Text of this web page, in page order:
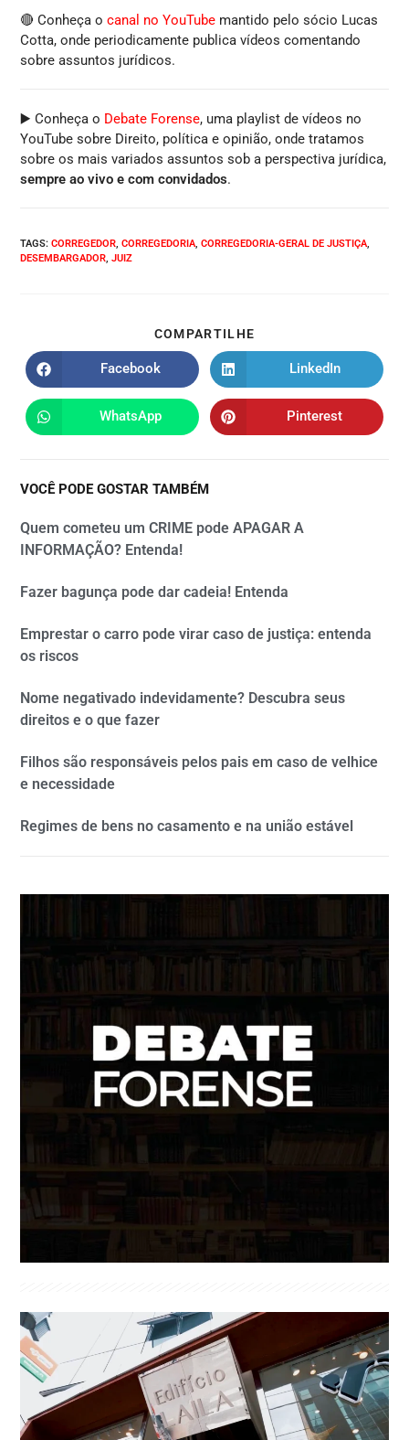
🔴 Conheça ocanal no YouTube mantido pelo sócio Lucas
Cotta, onde periodicamente publica vídeos comentando
sobre assuntos jurídicos.
▶️ Conheça o Debate Forense, uma playlist de vídeos no
YouTube sobre Direito, política e opinião, onde tratamos
sobre os mais variados assuntos sob a perspectiva jurídica,
sempre ao vivo e com convidados.
TAGS:CORREGEDOR, CORREGEDORIA, CORREGEDORIA-GERAL DE JUSTIÇA,
DESEMBARGADOR, JUIZ
COMPARTILHE
Facebook LinkedIn
WhatsApp Pinterest
VOCÊ PODE GOSTAR TAMBÉM
Quem cometeu um CRIME pode APAGAR A
INFORMAÇÃO? Entenda!
Fazer bagunça pode dar cadeia! Entenda
Emprestar o carro pode virar caso de justiça: entenda
os riscos
Nome negativado indevidamente? Descubra seus
direitos e o que fazer
Filhos são responsáveis pelos pais em caso de velhice
e necessidade
Regimes de bens no casamento e na união estável